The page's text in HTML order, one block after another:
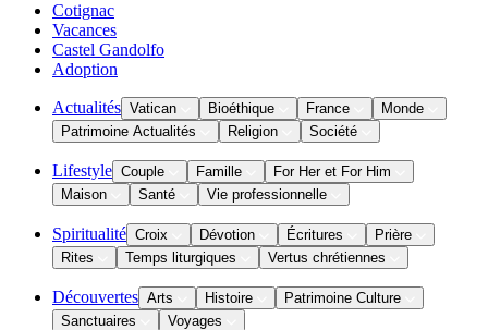
Cotignac
Vacances
Castel Gandolfo
Adoption
Actualités Vatican Bioéthique France
Monde
Patrimoine Actualités
Religion Société
Lifestyle Couple Famille
For Her et For Him
Maison
Santé Vie professionnelle
Spiritualité Croix Dévotion Écritures
Prière
Rites
Temps liturgiques Vertus chrétiennes
Découvertes Arts Histoire
Patrimoine Culture
Sanctuaires
Voyages